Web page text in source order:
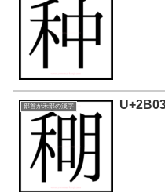
部首が禾部の漢字